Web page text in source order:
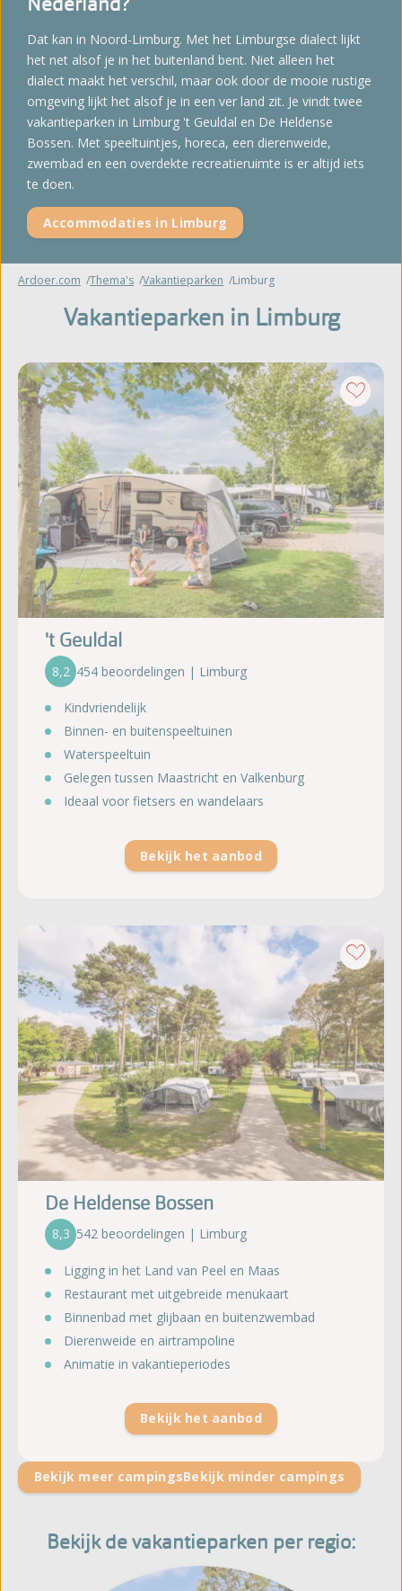
Dat kan in Noord-Limburg. Met het Limburgse dialect lijkt
het net alsof je in het buitenland bent. Niet alleen het
dialect maakt het verschil, maar ook door de mooie rustige
omgeving lijkt het alsof je in een ver land zit. Je vindt twee
vakantieparken in Limburg 't Geuldal en De Heldense
Bossen. Met speeltuintjes, horeca, een dierenweide,
zwembad en een overdekte recreatieruimte is er altijd iets
te doen.
Accommodaties in Limburg
Ardoer.com Thema's Vakantieparken Limburg
Vakantieparken in Limburg
't Geuldal
8,2 454 beoordelingen | Limburg
Kindvriendelijk
Binnen- en buitenspeeltuinen
Waterspeeltuin
Gelegen tussen Maastricht en Valkenburg
Ideaal voor fietsers en wandelaars
Bekijk het aanbod
De Heldense Bossen
8,3 542 beoordelingen | Limburg
Ligging in het Land van Peel en Maas
Restaurant met uitgebreide menukaart
Binnenbad met glijbaan en buitenzwembad
Dierenweide en airtrampoline
Animatie in vakantieperiodes
Bekijk het aanbod
Bekijk meer campingsBekijk minder campings
Bekijk de vakantieparken per regio: